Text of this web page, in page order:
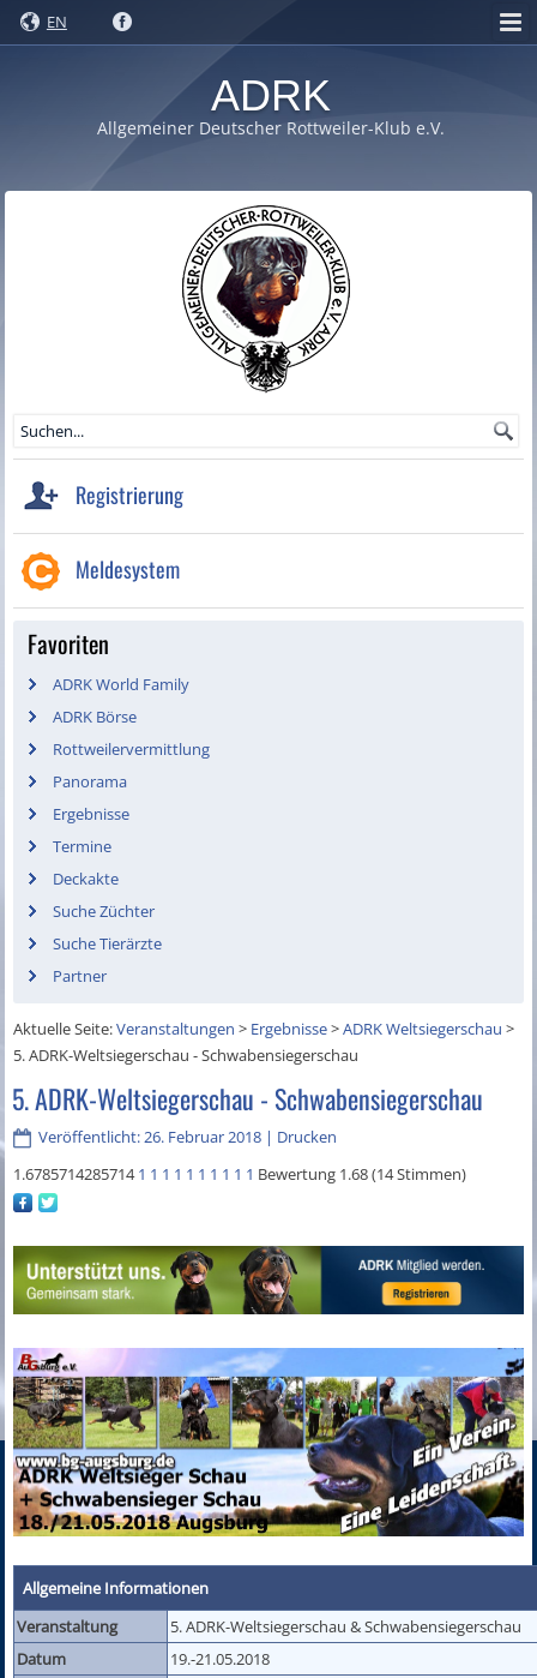
EN
ADRK
Allgemeiner Deutscher Rottweiler-Klub e.V.
Registrierung
Meldesystem
Favoriten
ADRK World Family
ADRK Börse
Rottweilervermittlung
Panorama
Ergebnisse
Termine
Deckakte
Suche Züchter
Suche Tierärzte
Partner
Aktuelle Seite:Veranstaltungen > Ergebnisse>ADRK Weltsiegerschau >
5. ADRK-Weltsiegerschau - Schwabensiegerschau
5. ADRK-Weltsiegerschau - Schwabensiegerschau
Veröffentlicht: 26. Februar 2018 | Drucken
1.67857142857141 1 1 1 1 1 1 1 1 1 Bewertung 1.68 (14 Stimmen)
Allgemeine Informationen
Veranstaltung
5. ADRK-Weltsiegerschau & Schwabensiegerschau
Datum
19.-21.05.2018